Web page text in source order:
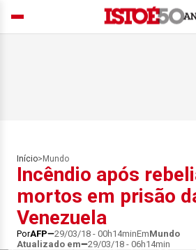
Início> Mundo
Incêndio após
mortos em prisão
Venezuela
PorAFP 29/03/18 - 00h14minEmMundo
Atualizado em
29/03/18 - 06h14min